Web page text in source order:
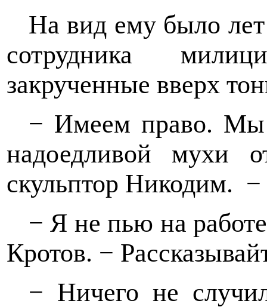
На вид ему было
сотрудника
закрученные вверх
− Имеем право. Мы
надоедливой мухи
скульптор Никодим. −
− Я не пью на
Кротов. −
− Ничего не